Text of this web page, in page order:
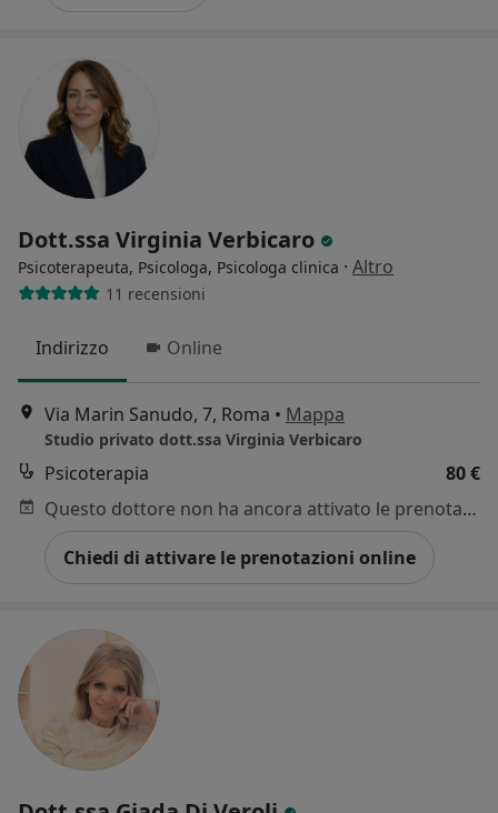
Dott.ssa Virginia Verbicaro
Psicoterapeuta, Psicologa, Psicologa clinica · Altro
11 recensioni
Indirizzo Online
Via Marin Sanudo, 7, Roma • Mappa
Studio privato dott.ssa Virginia Verbicaro
Psicoterapia
80 €
Questo dottore non ha ancora attivato le prenotazioni online presso questo indirizzo.
Chiedi di attivare le prenotazioni online